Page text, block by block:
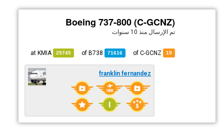
Boeing 737-800 (C-GCNZ)
تم الإرسال منذ 10 سنوات
19
71616
B738
25745
KMIA
franklin fernandez